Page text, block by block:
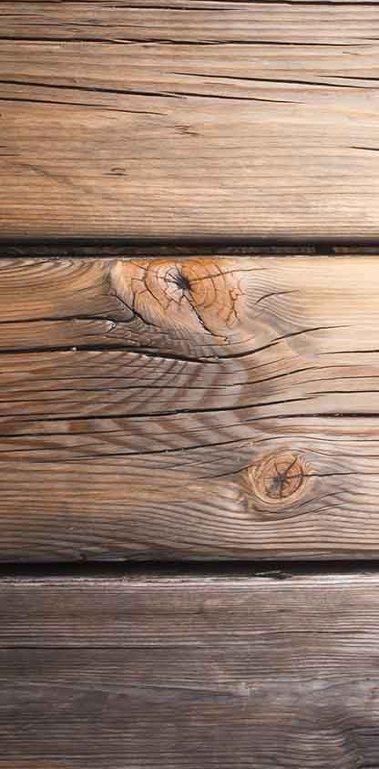
Schlossdielen